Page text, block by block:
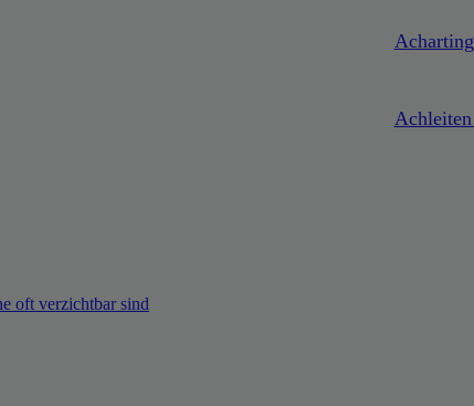
Acharting
Achleiten
oft verzichtbar sind